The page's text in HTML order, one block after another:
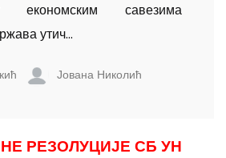
економским савезима
утич...
Јована Николић
РЕЗОЛУЦИЈЕ СБ УН